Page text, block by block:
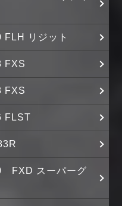
リジット
FXS
FXS
FLST
FXD スーパーグ